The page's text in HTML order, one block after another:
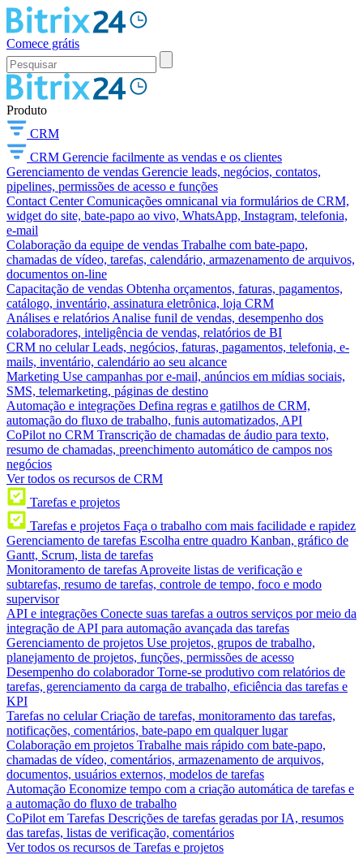
Comece grátis
Produto
CRM
CRM Gerencie facilmente as vendas e os clientes
Gerenciamento de vendas Gerencie leads, negócios, contatos,
pipelines, permissões de acesso e funções
Contact Center Comunicações omnicanal via formulários de CRM,
widget do site, bate-papo ao vivo, WhatsApp, Instagram, telefonia,
e-mail
Colaboração da equipe de vendas Trabalhe com bate-papo,
chamadas de vídeo, tarefas, calendário, armazenamento de arquivos,
documentos on-line
Capacitação de vendas Obtenha orçamentos, faturas, pagamentos,
catálogo, inventário, assinatura eletrônica, loja CRM
Análises e relatórios Analise funil de vendas, desempenho dos
colaboradores, inteligência de vendas, relatórios de BI
CRM no celular Leads, negócios, faturas, pagamentos, telefonia, e-
mails, inventário, calendário ao seu alcance
Marketing Use campanhas por e-mail, anúncios em mídias sociais,
SMS, telemarketing, páginas de destino
Automação e integrações Defina regras e gatilhos de CRM,
automação do fluxo de trabalho, funis automatizados, API
CoPilot no CRM Transcrição de chamadas de áudio para texto,
resumo de chamadas, preenchimento automático de campos nos
negócios
Ver todos os recursos de CRM
Tarefas e projetos
Tarefas e projetos Faça o trabalho com mais facilidade e rapidez
Gerenciamento de tarefas Escolha entre quadro Kanban, gráfico de
Gantt, Scrum, lista de tarefas
Monitoramento de tarefas Aproveite listas de verificação e
subtarefas, resumo de tarefas, controle de tempo, foco e modo
supervisor
API e integrações Conecte suas tarefas a outros serviços por meio da
integração de API para automação avançada das tarefas
Gerenciamento de projetos Use projetos, grupos de trabalho,
planejamento de projetos, funções, permissões de acesso
Desempenho do colaborador Torne-se produtivo com relatórios de
tarefas, gerenciamento da carga de trabalho, eficiência das tarefas e
KPI
Tarefas no celular Criação de tarefas, monitoramento das tarefas,
notificações, comentários, bate-papo em qualquer lugar
Colaboração em projetos Trabalhe mais rápido com bate-papo,
chamadas de vídeo, comentários, armazenamento de arquivos,
documentos, usuários externos, modelos de tarefas
Automação Economize tempo com a criação automática de tarefas e
a automação do fluxo de trabalho
CoPilot em Tarefas Descrições de tarefas geradas por IA, resumos
das tarefas, listas de verificação, comentários
Ver todos os recursos de Tarefas e projetos